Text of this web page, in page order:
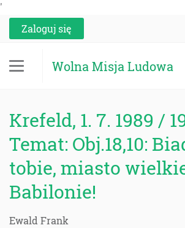
'
Zaloguj się
Wolna Misja Ludowa
Krefeld, 1. 7. 1989 /
Temat: Obj.18,10:
tobie, miasto
Babilonie!
Ewald Frank